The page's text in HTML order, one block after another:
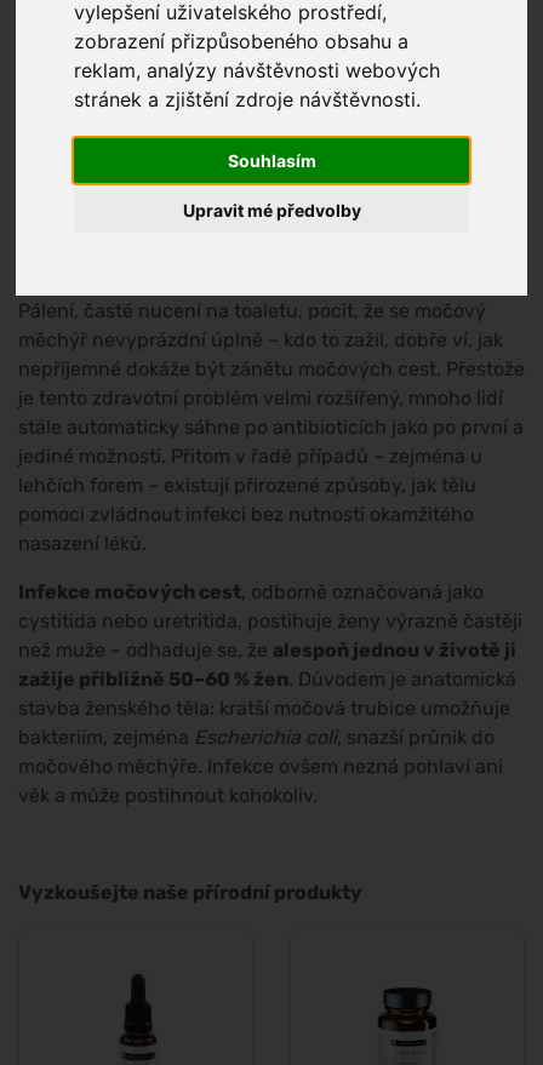
vylepšení uživatelského prostředí,
zobrazení přizpůsobeného obsahu a
reklam, analýzy návštěvnosti webových
stránek a zjištění zdroje návštěvnosti.
Souhlasím
Upravit mé předvolby
Pálení, časté nucení na toaletu, pocit, že se močový
měchýř nevyprázdní úplně – kdo to zažil, dobře ví, jak
nepříjemné dokáže být zánětu močových cest. Přestože
je tento zdravotní problém velmi rozšířený, mnoho lidí
stále automaticky sáhne po antibioticích jako po první a
jediné možnosti. Přitom v řadě případů – zejména u
lehčích forem – existují přirozené způsoby, jak tělu
pomoci zvládnout infekci bez nutnosti okamžitého
nasazení léků.
Infekce močových cest, odborně označovaná jako
cystitida nebo uretritida, postihuje ženy výrazně častěji
než muže – odhaduje se, že alespoň jednou v životě ji
zažije přibližně 50–60 % žen. Důvodem je anatomická
stavba ženského těla: kratší močová trubice umožňuje
bakteriím, zejména Escherichia coli, snazší průnik do
močového měchýře. Infekce ovšem nezná pohlaví ani
věk a může postihnout kohokoliv.
Vyzkoušejte naše přírodní produkty